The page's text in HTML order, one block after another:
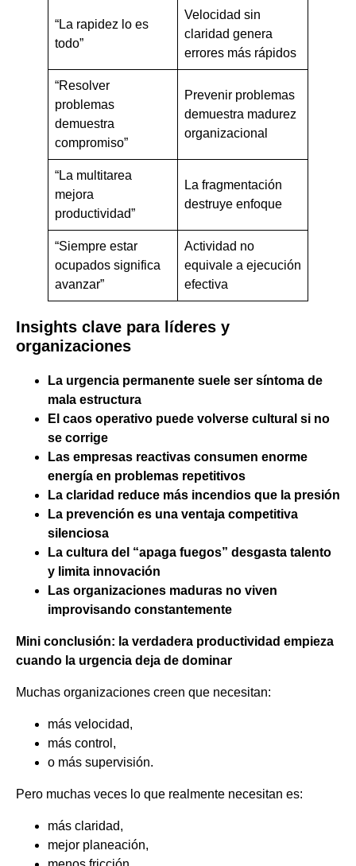
“La rapidez lo es
todo”
Velocidad sin
claridad genera
errores más rápidos
“Resolver
problemas
demuestra
compromiso”
Prevenir problemas
demuestra madurez
organizacional
“La multitarea
mejora
productividad”
La fragmentación
destruye enfoque
“Siempre estar
ocupados significa
avanzar”
Actividad no
equivale a ejecución
efectiva
Insights clave para líderes y
organizaciones
La urgencia permanente suele ser síntoma de
mala estructura
El caos operativo puede volverse cultural si no
se corrige
Las empresas reactivas consumen enorme
energía en problemas repetitivos
La claridad reduce más incendios que la presión
La prevención es una ventaja competitiva
silenciosa
La cultura del “apaga fuegos” desgasta talento
y limita innovación
Las organizaciones maduras no viven
improvisando constantemente
Mini conclusión: la verdadera productividad empieza
cuando la urgencia deja de dominar
Muchas organizaciones creen que necesitan:
más velocidad,
más control,
o más supervisión.
Pero muchas veces lo que realmente necesitan es:
más claridad,
mejor planeación,